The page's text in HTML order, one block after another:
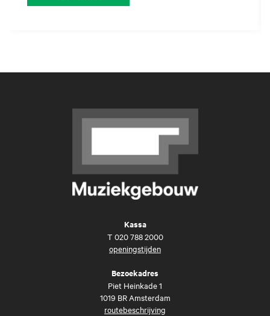
Kassa
T 020 788 2000
openingstijden
Bezoekadres
Piet Heinkade 1
1019 BR Amsterdam
routebeschrijving